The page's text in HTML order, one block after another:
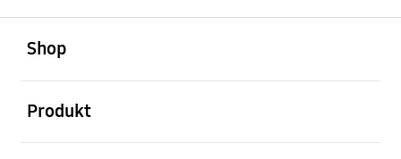
Shop
Produkt